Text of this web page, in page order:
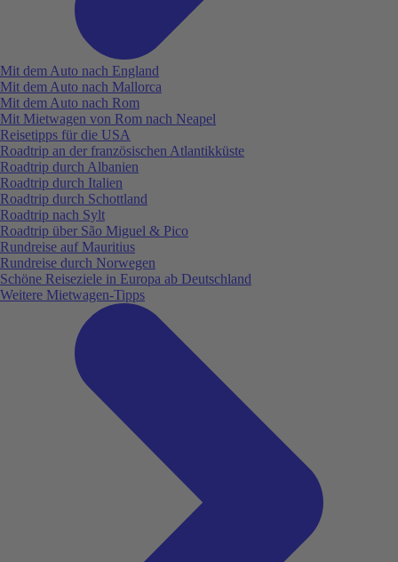
Mit dem Auto nach England
Mit dem Auto nach Mallorca
Mit dem Auto nach Rom
Mit Mietwagen von Rom nach Neapel
Reisetipps für die USA
Roadtrip an der französischen Atlantikküste
Roadtrip durch Albanien
Roadtrip durch Italien
Roadtrip durch Schottland
Roadtrip nach Sylt
Roadtrip über São Miguel & Pico
Rundreise auf Mauritius
Rundreise durch Norwegen
Schöne Reiseziele in Europa ab Deutschland
Weitere Mietwagen-Tipps